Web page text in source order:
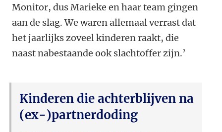
Monitor, dus Marieke en haar team gingen
aan de slag. We waren allemaal verrast dat
het jaarlijks zoveel kinderen raakt, die
naast nabestaande ook slachtoffer zijn.’
Kinderen die achterblijven na
(ex-)partnerdoding